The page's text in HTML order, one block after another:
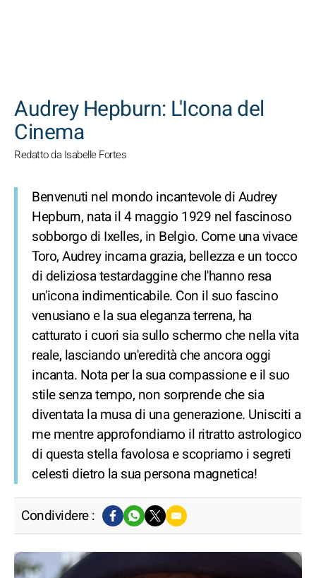
Audrey Hepburn: L'Icona del
Cinema
Redatto da Isabelle Fortes
Benvenuti nel mondo incantevole di Audrey
Hepburn, nata il 4 maggio 1929 nel fascinoso
sobborgo di Ixelles, in Belgio. Come una vivace
Toro, Audrey incarna grazia, bellezza e un tocco
di deliziosa testardaggine che l'hanno resa
un'icona indimenticabile. Con il suo fascino
venusiano e la sua eleganza terrena, ha
catturato i cuori sia sullo schermo che nella vita
reale, lasciando un'eredità che ancora oggi
incanta. Nota per la sua compassione e il suo
stile senza tempo, non sorprende che sia
diventata la musa di una generazione. Unisciti a
me mentre approfondiamo il ritratto astrologico
di questa stella favolosa e scopriamo i segreti
celesti dietro la sua persona magnetica!
Condividere :